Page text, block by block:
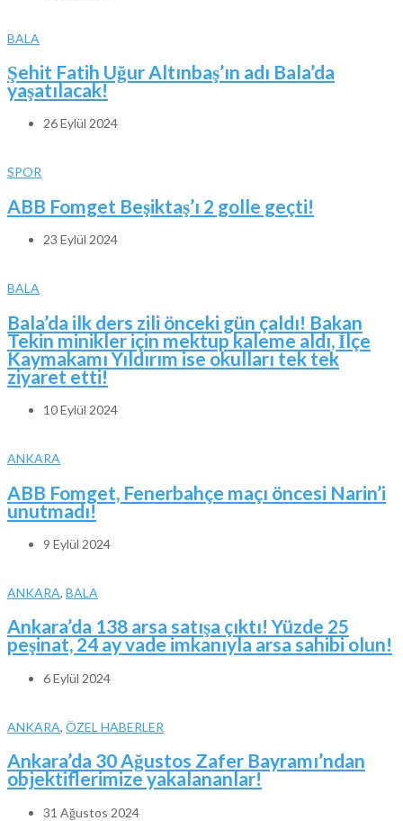
BALA
Şehit Fatih Uğur Altınbaş’ın adı Bala’da
yaşatılacak!
26 Eylül 2024
SPOR
ABB Fomget Beşiktaş’ı 2 golle geçti!
23 Eylül 2024
BALA
Bala’da ilk ders zili önceki gün çaldı! Bakan
Tekin minikler için mektup kaleme aldı, İlçe
Kaymakamı Yıldırım ise okulları tek tek
ziyaret etti!
10 Eylül 2024
ANKARA
ABB Fomget, Fenerbahçe maçı öncesi Narin’i
unutmadı!
9 Eylül 2024
ANKARA, BALA
Ankara’da 138 arsa satışa çıktı! Yüzde 25
peşinat, 24 ay vade imkanıyla arsa sahibi olun!
6 Eylül 2024
ANKARA, ÖZEL HABERLER
Ankara’da 30 Ağustos Zafer Bayramı’ndan
objektiflerimize yakalananlar!
31 Ağustos 2024